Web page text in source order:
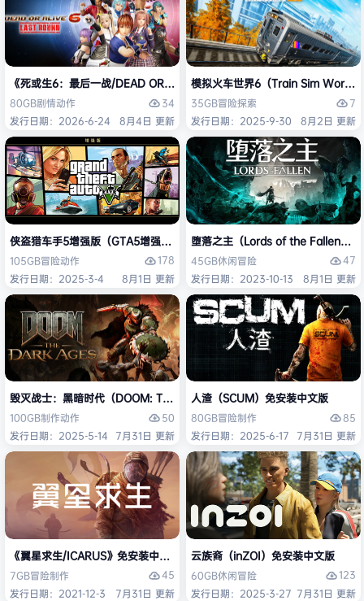
《死或生6：最后一战/DEAD OR ALIVE 6 Last Round》免安装中文版
80GB剧情动作
34
发行日期：2026-6-24
8月4日 更新
模拟火车世界6（Train Sim World
35GB冒险探索
7
发行日期：2025-9-30
8月2日 更新
侠盗猎车手5增强版（GTA5增强版（Grand Theft Auto V Enhanced）免
105GB冒险动作
178
发行日期：2025-3-4
8月1日 更新
堕落之主（Lords of the Fallen）免
45GB休闲冒险
47
发行日期：2023-10-13
8月1日 更新
毁灭战士：黑暗时代（DOOM: The Dark Ages）免安装中文版
100GB制作动作
50
发行日期：2025-5-14 7月31日 更新
人渣（SCUM）免安装中文版
80GB冒险制作
85
发行日期：2025-6-17 7月31日 更新
《翼星求生/ICARUS》免安装中文版
7GB冒险制作
45
发行日期：2021-12-3
7月31日 更新
云族裔（inZOI）免安装中文版
60GB休闲冒险
123
发行日期：2025-3-27 7月31日 更新